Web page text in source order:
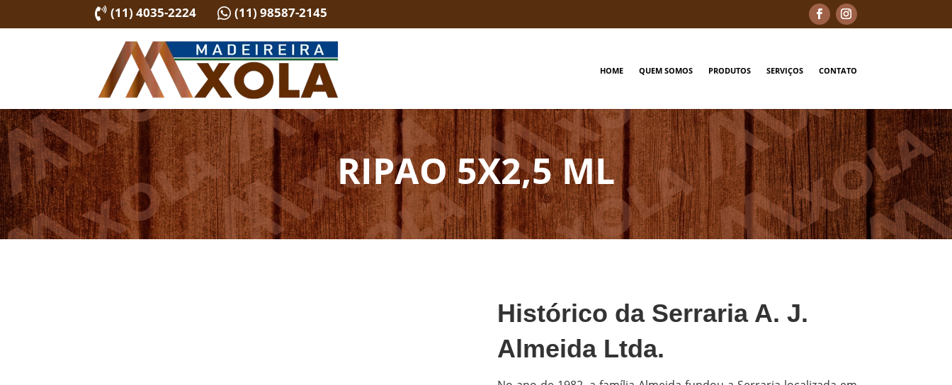
 (11) 4035-2224  (11) 98587-2145
HOME QUEM SOMOS PRODUTOS SERVIÇOS CONTATO
RIPAO 5X2,5 ML
Histórico da Serraria A. J.
Almeida Ltda.